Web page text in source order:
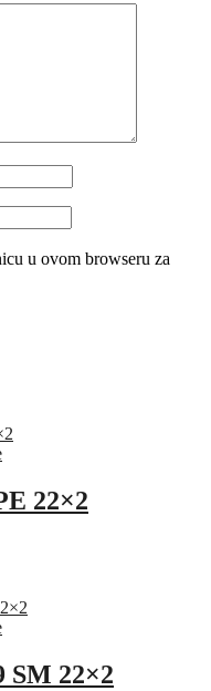
u ovom browseru za
22×2
SM 22×2